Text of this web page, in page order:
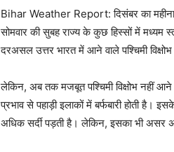
Bihar Weather Report: दिसंबर का महीना
सोमवार की सुबह राज्य के कुछ हिस्सों में
दरअसल उत्तर भारत में आने वाले पश्चिमी विक्षोभ
लेकिन, अब तक मजबूत पश्चिमी विक्षोभ नहीं
प्रभाव से पहाड़ी इलाकों में बर्फबारी होती
अधिक सर्दी पड़ती है। लेकिन, इसका भी असर